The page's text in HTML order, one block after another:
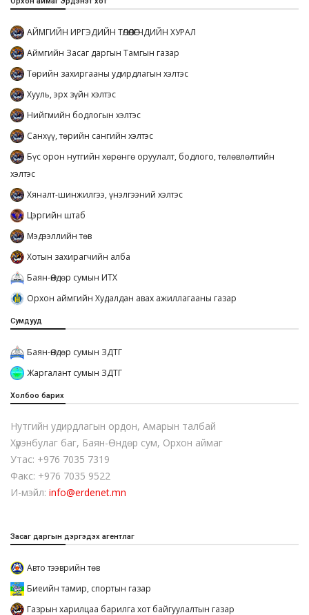
АЙМГИЙН ИРГЭДИЙН ТӨЛӨӨЛӨГЧДИЙН ХУРАЛ
Аймгийн Засаг даргын Тамгын газар
Төрийн захиргааны удирдлагын хэлтэс
Хууль, эрх зүйн хэлтэс
Нийгмийн бодлогын хэлтэс
Санхүү, төрийн сангийн хэлтэс
Бүс орон нутгийн хөрөнгө оруулалт, бодлого, төлөвлөлтийн
хэлтэс
Хяналт-шинжилгээ, үнэлгээний хэлтэс
Цэргийн штаб
Мэдээллийн төв
Хотын захирагчийн алба
Баян-Өндөр сумын ИТХ
Орхон аймгийн Худалдан авах ажиллагааны газар
Сумдууд
Баян-Өндөр сумын ЗДТГ
Жаргалант сумын ЗДТГ
Холбоо барих
Нутгийн удирдлагын ордон, Амарын талбай
Хүрэнбулаг баг, Баян-Өндөр сум, Орхон аймаг
Утас: +976 7035 7319
Факс: +976 7035 9522
И-мэйл: info@erdenet.mn
Засаг даргын дэргэдэх агентлаг
Авто тээврийн төв
Биеийн тамир, спортын газар
Газрын харилцаа барилга хот байгуулалтын газар